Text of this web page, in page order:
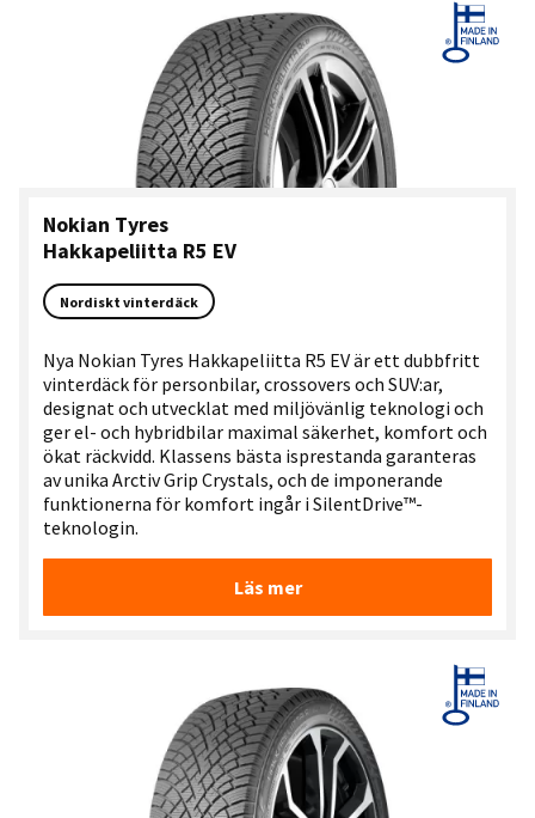
Nokian Tyres
Hakkapeliitta R5 EV
Nordiskt vinterdäck
Nya Nokian Tyres Hakkapeliitta R5 EV är ett dubbfritt
vinterdäck för personbilar, crossovers och SUV:ar,
designat och utvecklat med miljövänlig teknologi och
ger el- och hybridbilar maximal säkerhet, komfort och
ökat räckvidd. Klassens bästa isprestanda garanteras
av unika Arctiv Grip Crystals, och de imponerande
funktionerna för komfort ingår i SilentDrive™-
teknologin.
Läs mer